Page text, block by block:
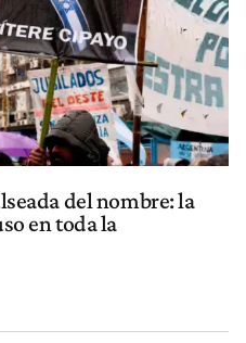
del nombre: la
en toda la